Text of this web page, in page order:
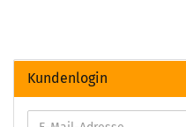
Kundenlogin